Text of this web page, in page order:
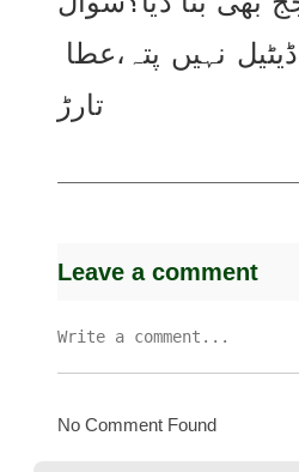
تارڑ
Leave a comment
No Comment Found